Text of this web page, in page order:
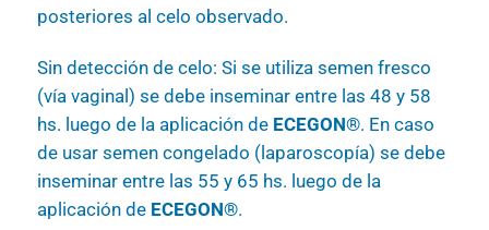
posteriores al celo observado.
Sin detección de celo: Si se utiliza semen fresco
(vía vaginal) se debe inseminar entre las 48 y 58
hs. luego de la aplicación de ECEGON®. En caso
de usar semen congelado (laparoscopía) se debe
inseminar entre las 55 y 65 hs. luego de la
aplicación de ECEGON®.